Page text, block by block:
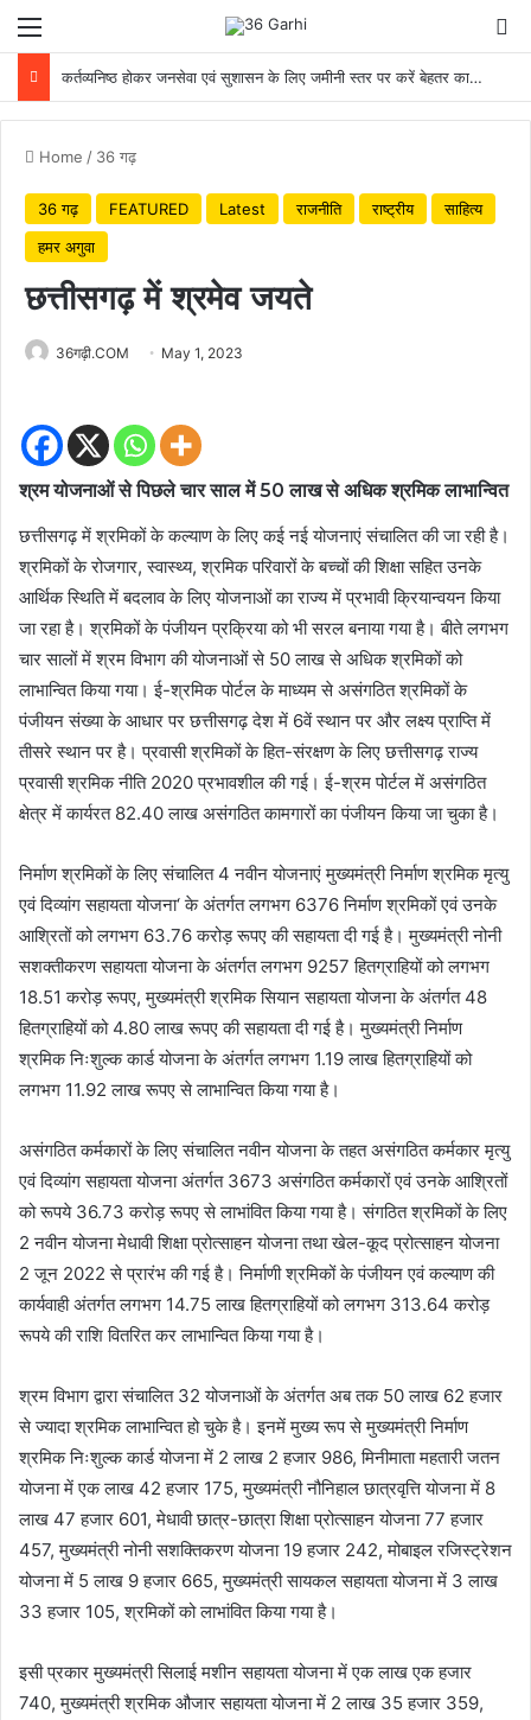
Menu
कर्तव्यनिष्ठ होकर जनसेवा एवं सुशासन के लिए जमीनी स्तर पर करें बेहतर कार्य: मुख्यमंत्री
Home / 36 गढ़
36 गढ़ FEATURED Latest राजनीति राष्ट्रीय
साहित्य
हमर अगुवा
छत्तीसगढ़ में श्रमेव जयते
36गढ़ी.COM May 1, 2023
श्रम योजनाओं से पिछले चार साल में 50 लाख से अधिक श्रमिक लाभान्वित
छत्तीसगढ़ में श्रमिकों के कल्याण के लिए कई नई योजनाएं संचालित की जा रही है।
श्रमिकों के रोजगार, स्वास्थ्य, श्रमिक परिवारों के बच्चों की शिक्षा सहित उनके
आर्थिक स्थिति में बदलाव के लिए योजनाओं का राज्य में प्रभावी क्रियान्वयन किया
जा रहा है। श्रमिकों के पंजीयन प्रक्रिया को भी सरल बनाया गया है। बीते लगभग
चार सालों में श्रम विभाग की योजनाओं से 50 लाख से अधिक श्रमिकों को
लाभान्वित किया गया। ई-श्रमिक पोर्टल के माध्यम से असंगठित श्रमिकों के
पंजीयन संख्या के आधार पर छत्तीसगढ़ देश में 6वें स्थान पर और लक्ष्य प्राप्ति में
तीसरे स्थान पर है। प्रवासी श्रमिकों के हित-संरक्षण के लिए छत्तीसगढ़ राज्य
प्रवासी श्रमिक नीति 2020 प्रभावशील की गई। ई-श्रम पोर्टल में असंगठित
क्षेत्र में कार्यरत 82.40 लाख असंगठित कामगारों का पंजीयन किया जा चुका है।
निर्माण श्रमिकों के लिए संचालित 4 नवीन योजनाएं मुख्यमंत्री निर्माण श्रमिक मृत्यु
एवं दिव्यांग सहायता योजना‘ के अंतर्गत लगभग 6376 निर्माण श्रमिकों एवं उनके
आश्रितों को लगभग 63.76 करोड़ रूपए की सहायता दी गई है। मुख्यमंत्री नोनी
सशक्तीकरण सहायता योजना के अंतर्गत लगभग 9257 हितग्राहियों को लगभग
18.51 करोड़ रूपए, मुख्यमंत्री श्रमिक सियान सहायता योजना के अंतर्गत 48
हितग्राहियों को 4.80 लाख रूपए की सहायता दी गई है। मुख्यमंत्री निर्माण
श्रमिक निःशुल्क कार्ड योजना के अंतर्गत लगभग 1.19 लाख हितग्राहियों को
लगभग 11.92 लाख रूपए से लाभान्वित किया गया है।
असंगठित कर्मकारों के लिए संचालित नवीन योजना के तहत असंगठित कर्मकार मृत्यु
एवं दिव्यांग सहायता योजना अंतर्गत 3673 असंगठित कर्मकारों एवं उनके आश्रितों
को रूपये 36.73 करोड़ रूपए से लाभांवित किया गया है। संगठित श्रमिकों के लिए
2 नवीन योजना मेधावी शिक्षा प्रोत्साहन योजना तथा खेल-कूद प्रोत्साहन योजना
2 जून 2022 से प्रारंभ की गई है। निर्माणी श्रमिकों के पंजीयन एवं कल्याण की
कार्यवाही अंतर्गत लगभग 14.75 लाख हितग्राहियों को लगभग 313.64 करोड़
रूपये की राशि वितरित कर लाभान्वित किया गया है।
श्रम विभाग द्वारा संचालित 32 योजनाओं के अंतर्गत अब तक 50 लाख 62 हजार
से ज्यादा श्रमिक लाभान्वित हो चुके है। इनमें मुख्य रूप से मुख्यमंत्री निर्माण
श्रमिक निःशुल्क कार्ड योजना में 2 लाख 2 हजार 986, मिनीमाता महतारी जतन
योजना में एक लाख 42 हजार 175, मुख्यमंत्री नौनिहाल छात्रवृत्ति योजना में 8
लाख 47 हजार 601, मेधावी छात्र-छात्रा शिक्षा प्रोत्साहन योजना 77 हजार
457, मुख्यमंत्री नोनी सशक्तिकरण योजना 19 हजार 242, मोबाइल रजिस्ट्रेशन
योजना में 5 लाख 9 हजार 665, मुख्यमंत्री सायकल सहायता योजना में 3 लाख
33 हजार 105, श्रमिकों को लाभांवित किया गया है।
इसी प्रकार मुख्यमंत्री सिलाई मशीन सहायता योजना में एक लाख एक हजार
740, मुख्यमंत्री श्रमिक औजार सहायता योजना में 2 लाख 35 हजार 359,